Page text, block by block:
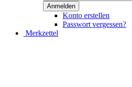
Konto erstellen
Passwort vergessen?
Merkzettel